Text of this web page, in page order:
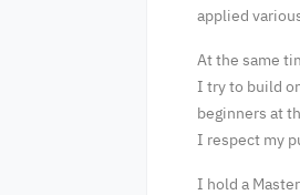
applied
At the same
I try to build
beginners at
I respect my
I hold a